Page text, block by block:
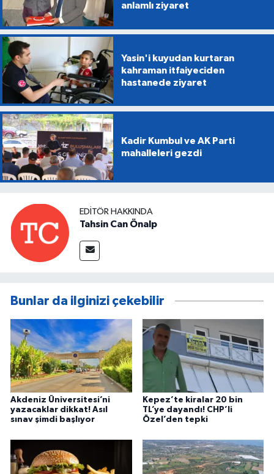
anlamlı ziyaret
Yasin'i kuyudan kurtaran
kahraman itfaiyeciden
hastanede ziyaret
Kadir Kumbul ve AK Parti
mahalleleri gezdi
EDITÖR HAKKINDA
Tahsin Can Önalp
Bunlar da ilginizi çekebilir
Akdeniz Üniversitesi’ni
yazacaklar dikkat! Asıl
sınav şimdi başlıyor
Kepez’te kiralar 20 bin
TL’ye dayandı! CHP’li
Özel’den tepki